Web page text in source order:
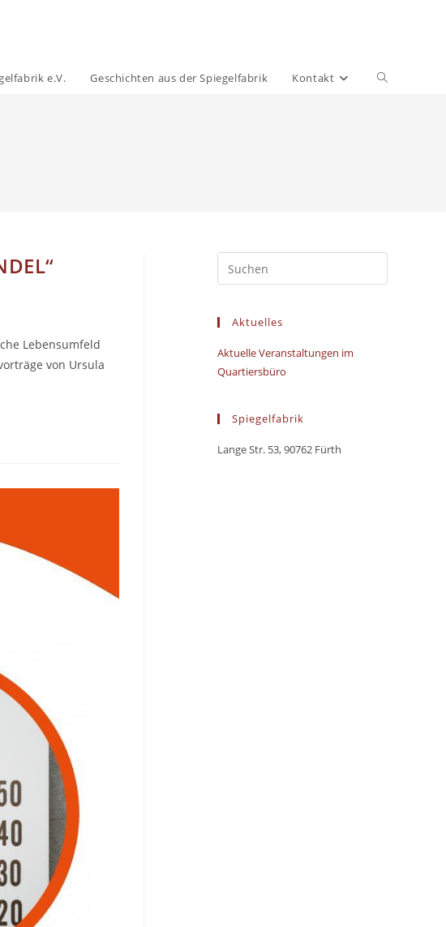
e.V. Geschichten aus der Spiegelfabrik Kontakt Website-
Lebensumfeld
von Ursula
Aktuelles
Aktuelle Veranstaltungen im
Quartiersbüro
Spiegelfabrik
Lange Str. 53, 90762 Fürth